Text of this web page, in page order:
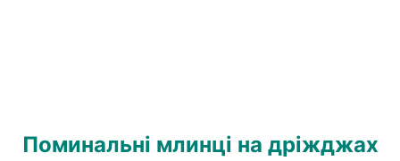
Поминальні млинці на дріжджах